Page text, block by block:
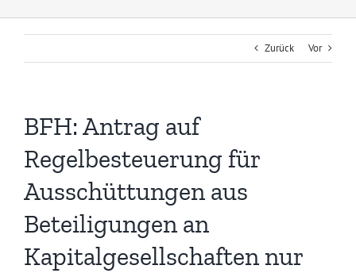
Zurück Vor
BFH: Antrag auf
Regelbesteuerung für
Ausschüttungen aus
Beteiligungen an
Kapitalgesellschaften nur